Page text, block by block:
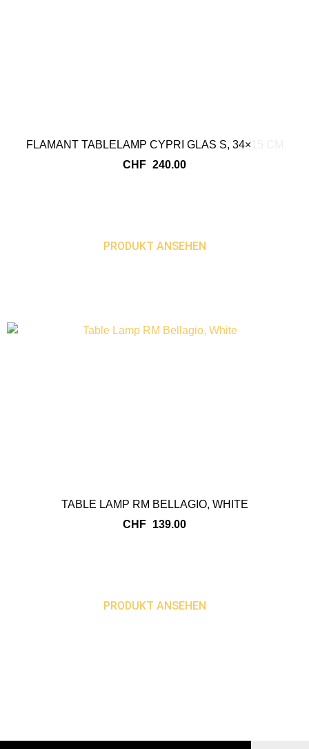
FLAMANT TABLELAMP CYPRI GLAS S, 34×15 CM
CHF 240.00
PRODUKT ANSEHEN
TABLE LAMP RM BELLAGIO, WHITE
CHF 139.00
PRODUKT ANSEHEN